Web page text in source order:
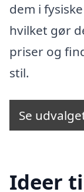
dem i
hvilket gør
priser og
stil.
Se
Ideer